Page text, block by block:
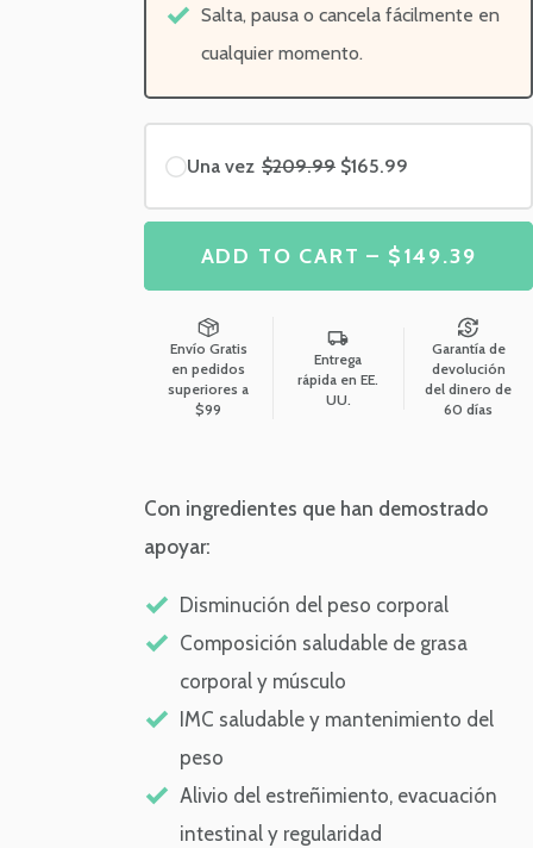
Salta, pausa o cancela fácilmente en
cualquier momento.
Una vez $209.99 $165.99
ADD TO CART – $149.39
Envío Gratis
en pedidos
superiores a
$99
Entrega
rápida en EE.
UU.
Garantía de
devolución
del dinero de
60 días
Con ingredientes que han demostrado
apoyar:
Disminución del peso corporal
Composición saludable de grasa
corporal y músculo
IMC saludable y mantenimiento del
peso
Alivio del estreñimiento, evacuación
intestinal y regularidad